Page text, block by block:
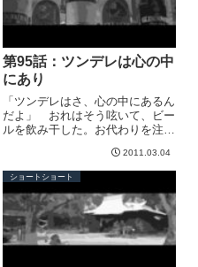
第95話：ツンデレは心の中
にあり
「ツンデレはさ、心の中にあるん
だよ」 おれはそう呟いて、ビー
ルを飲み干した。お代わりを注文
それ？ その、サキさんって女の
子の話？」 ヒデは大学時代の友
人。久しぶりに連絡があったの
で、今夜飲むことになった。四方
山...
2011.03.04
ショートショート